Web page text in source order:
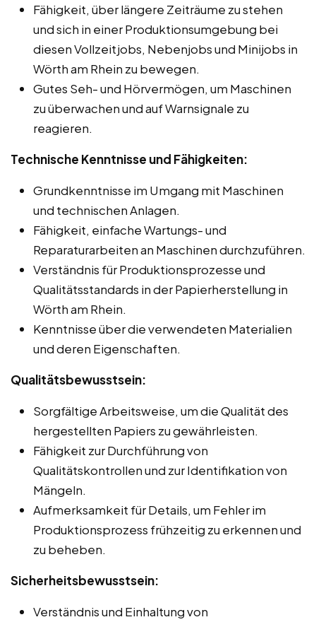
Fähigkeit, über längere Zeiträume zu stehen
und sich in einer Produktionsumgebung bei
diesen Vollzeitjobs, Nebenjobs und Minijobs in
Wörth am Rhein zu bewegen.
Gutes Seh- und Hörvermögen, um Maschinen
zu überwachen und auf Warnsignale zu
reagieren.
Technische Kenntnisse und Fähigkeiten:
Grundkenntnisse im Umgang mit Maschinen
und technischen Anlagen.
Fähigkeit, einfache Wartungs- und
Reparaturarbeiten an Maschinen durchzuführen.
Verständnis für Produktionsprozesse und
Qualitätsstandards in der Papierherstellung in
Wörth am Rhein.
Kenntnisse über die verwendeten Materialien
und deren Eigenschaften.
Qualitätsbewusstsein:
Sorgfältige Arbeitsweise, um die Qualität des
hergestellten Papiers zu gewährleisten.
Fähigkeit zur Durchführung von
Qualitätskontrollen und zur Identifikation von
Mängeln.
Aufmerksamkeit für Details, um Fehler im
Produktionsprozess frühzeitig zu erkennen und
zu beheben.
Sicherheitsbewusstsein:
Verständnis und Einhaltung von